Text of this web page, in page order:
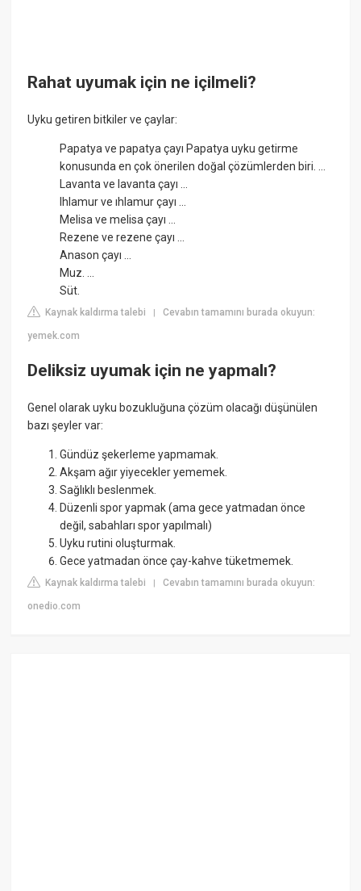
Rahat uyumak için ne içilmeli?
Uyku getiren bitkiler ve çaylar:
Papatya ve papatya çayı Papatya uyku getirme
konusunda en çok önerilen doğal çözümlerden biri. ...
Lavanta ve lavanta çayı ...
Ihlamur ve ıhlamur çayı ...
Melisa ve melisa çayı ...
Rezene ve rezene çayı ...
Anason çayı ...
Muz. ...
Süt.
Kaynak kaldırma talebi |Cevabın tamamını burada okuyun:
yemek.com
Deliksiz uyumak için ne yapmalı?
Genel olarak uyku bozukluğuna çözüm olacağı düşünülen
bazı şeyler var:
Gündüz şekerleme yapmamak.
Akşam ağır yiyecekler yememek.
Sağlıklı beslenmek.
Düzenli spor yapmak (ama gece yatmadan önce
değil, sabahları spor yapılmalı)
Uyku rutini oluşturmak.
Gece yatmadan önce çay-kahve tüketmemek.
Kaynak kaldırma talebi |Cevabın tamamını burada okuyun:
onedio.com